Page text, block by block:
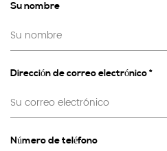
Su nombre
Dirección de correo electrónico *
Número de teléfono